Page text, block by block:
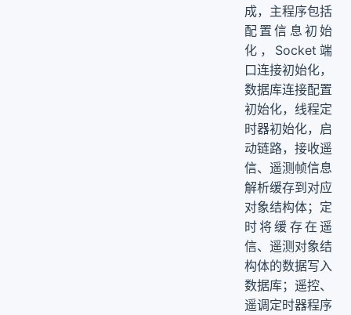
成，主程序包括
配置信息初始
化，Socket端
口连接初始化，
数据库连接配置
初始化，线程定
时器初始化，启
动链路，接收遥
信、遥测帧信息
解析缓存到对应
对象结构体；定
时将缓存在遥
信、遥测对象结
构体的数据写入
数据库；遥控、
遥调定时器程序